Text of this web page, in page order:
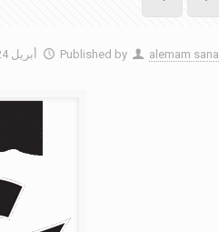
Published by alemam sana أبريل 24, 2017